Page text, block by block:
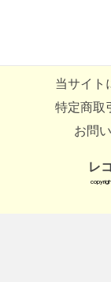
当サイト
特定商取
お問
レ